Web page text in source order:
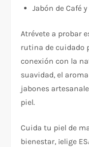
Jabón de Café
Atrévete a probar
rutina de cuidado
conexión con la
suavidad, el
jabones
piel.
Cuida tu piel de
bienestar, ¡elige